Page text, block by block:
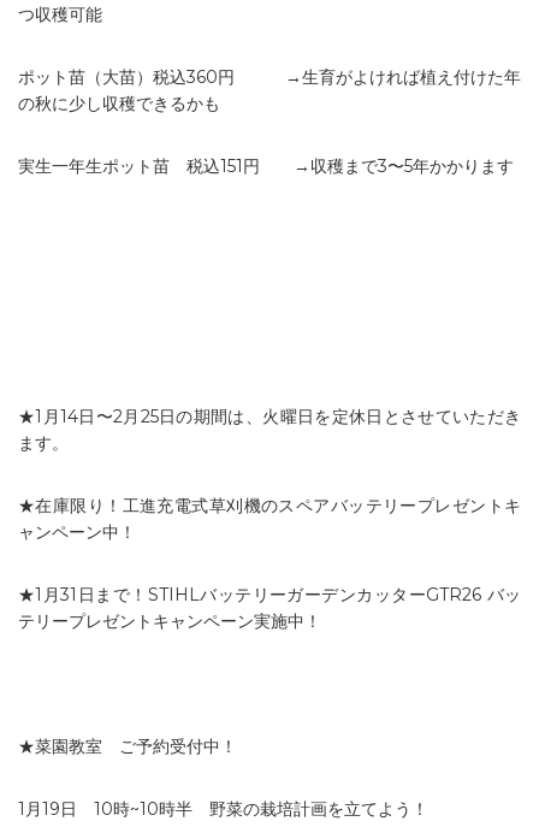
つ収穫可能
ポット苗（大苗）税込360円 →生育がよければ植え付けた年
の秋に少し収穫できるかも
実生一年生ポット苗 税込151円 →収穫まで3〜5年かかります
★1月14日〜2月25日の期間は、火曜日を定休日とさせていただき
ます。
★在庫限り！工進充電式草刈機のスペアバッテリープレゼントキ
ャンペーン中！
★1月31日まで！STIHLバッテリーガーデンカッターGTR26 バッ
テリープレゼントキャンペーン実施中！
★菜園教室 ご予約受付中！
1月19日 10時~10時半 野菜の栽培計画を立てよう！